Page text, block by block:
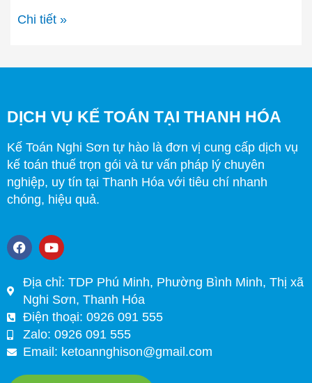
Chi tiết »
DỊCH VỤ KẾ TOÁN TẠI THANH HÓA
Kế Toán Nghi Sơn tự hào là đơn vị cung cấp dịch vụ
kế toán thuế trọn gói và tư vấn pháp lý chuyên
nghiệp, uy tín tại Thanh Hóa với tiêu chí nhanh
chóng, hiệu quả.
F
a
e
b
o
o
k
Y
o
t
u
b
e
Địa chỉ: TDP Phú Minh, Phường Bình Minh, Thị xã
Nghi Sơn, Thanh Hóa
Điện thoại: 0926 091 555
Zalo: 0926 091 555
Email: ketoannghison@gmail.com